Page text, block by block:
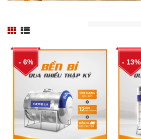
- 6% - 13%